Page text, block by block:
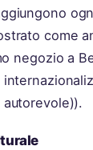
come
negozio a